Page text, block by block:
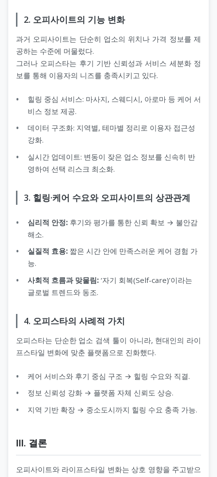
2. 오피사이트의 기능 변화
과거 오피사이트는 단순히 업소의 위치나 가격 정보를 제
공하는 수준에 머물렀다.
그러나 오피스타는 후기 기반 신뢰성과 서비스 세분화 정
보를 통해 이용자의 니즈를 충족시키고 있다.
힐링 중심 서비스: 마사지, 스웨디시, 아로마 등 케어 서
비스 정보 제공.
데이터 구조화: 지역별, 테마별 정리로 이용자 접근성
강화.
실시간 업데이트: 변동이 잦은 업소 정보를 신속히 반
영하여 선택 리스크 최소화.
3. 힐링·케어 수요와 오피사이트의 상관관계
심리적 안정: 후기와 평가를 통한 신뢰 확보 → 불안감
해소.
실질적 효용: 짧은 시간 안에 만족스러운 케어 경험 가
능.
사회적 흐름과 맞물림: ‘자기 회복(Self-care)’이라는
글로벌 트렌드와 동조.
4. 오피스타의 사례적 가치
오피스타는 단순한 업소 검색 툴이 아니라, 현대인의 라이
프스타일 변화에 맞춘 플랫폼으로 진화했다.
케어 서비스와 후기 중심 구조 → 힐링 수요와 직결.
정보 신뢰성 강화 → 플랫폼 자체 신뢰도 상승.
지역 기반 확장 → 중소도시까지 힐링 수요 충족 가능.
Ⅲ. 결론
오피사이트와 라이프스타일 변화는 상호 영향을 주고받으